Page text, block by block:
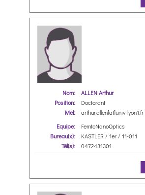
Nom:
ALLEN Arthur
Position:
Doctorant
Mel:
arthur.allen[at]univ-lyon1.fr
Equipe:
FemtoNanoOptics
Bureau(x):
KASTLER / 1er / 11-011
Tél(s):
0472431301